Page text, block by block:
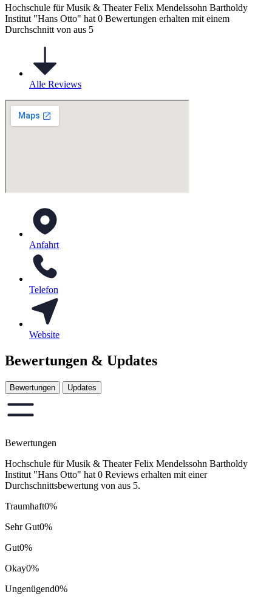
Hochschule für Musik & Theater Felix Mendelssohn Bartholdy
Institut "Hans Otto" hat 0 Bewertungen erhalten mit einem
Durchschnitt von aus 5
Alle Reviews
Anfahrt
Telefon
Website
Bewertungen & Updates
Bewertungen Updates
Bewertungen
Hochschule für Musik & Theater Felix Mendelssohn Bartholdy
Institut "Hans Otto" hat 0 Reviews erhalten mit einer
Durchschnittsbewertung von aus 5.
Traumhaft0%
Sehr Gut0%
Gut0%
Okay0%
Ungenügend0%